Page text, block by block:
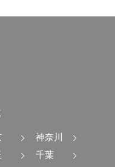
神奈川
千葉